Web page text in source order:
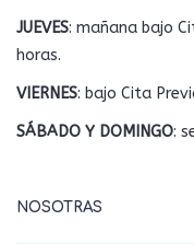
JUEVES: mañana bajo
horas.
VIERNES: bajo Cita
SÁBADO Y DOMINGO:
NOSOTRAS